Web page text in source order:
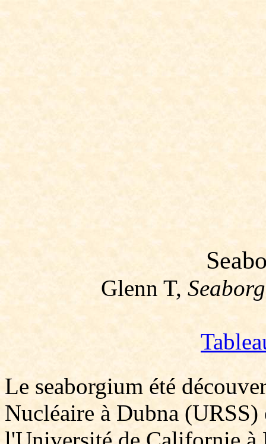
Glenn T, Seaborg
Le seaborgium été
Nucléaire à Dubna (URSS)